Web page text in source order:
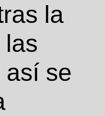
la
las
así se